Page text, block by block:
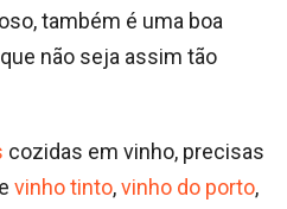
também é uma boa
não seja assim tão
cozidas em vinho, precisas
vinho tinto,vinho do porto,